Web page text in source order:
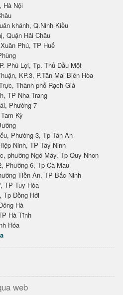
Hà Nội
khánh, Q.Ninh Kiều
Quận Hải Châu
Phú, TP Huế
Phú Lợi, Tp. Thủ Dầu Một
KP.3, P.Tân Mai Biên Hòa
Thành phố Rạch Giá
TP Nha Trang
Phường 7
Kỳ
Phường 3, Tp Tân An
Ninh, TP Tây Ninh
phường Ngô Mây, Tp Quy Nhơn
Phường 6, Tp Cà Mau
Tiền An, TP Bắc Ninh
TP Tuy Hòa
Tp Đồng Hới
Hà
Hà Tĩnh
Hóa
web